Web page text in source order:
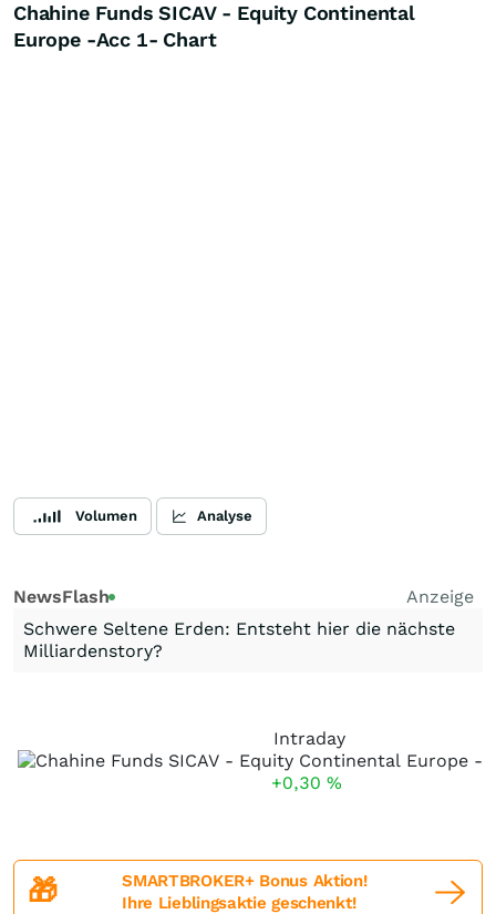
Chahine Funds SICAV - Equity Continental
Europe -Acc 1- Chart
Volumen Analyse
NewsFlash
Anzeige
Schwere Seltene Erden: Entsteht hier die nächste
Milliardenstory?
Intraday
+0,30 %
🎁
SMARTBROKER+ Bonus Aktion!
Ihre Lieblingsaktie geschenkt!